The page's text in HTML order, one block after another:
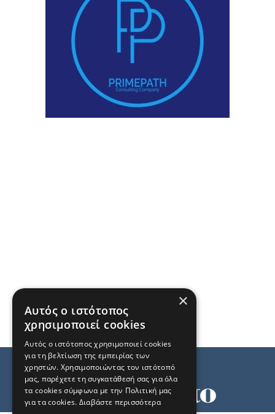
×
Αυτός ο ιστότοπος
χρησιμοποιεί cookies
Αυτός ο ιστότοπος χρησιμοποιεί cookies
για τη βελτίωση της εμπειρίας των
χρηστών. Χρησιμοποιώντας τον ιστότοπό
μας, παρέχετε τη συγκατάθεσή σας για όλα
τα cookies σύμφωνα με την Πολιτική μας
για τα cookies. Διαβάστε περισσότερα